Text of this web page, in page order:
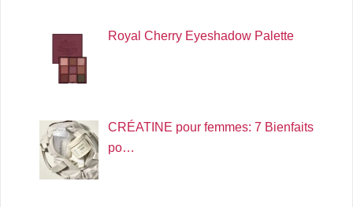
Royal Cherry Eyeshadow Palette
CRÉATINE pour femmes: 7 Bienfaits
po…